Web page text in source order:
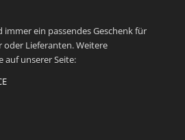
immer ein passendes Geschenk für
Lieferanten. Weitere
auf unserer Seite: